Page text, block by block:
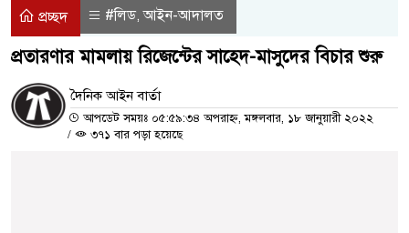
প্রচ্ছদ #লিড,আইন-আদালত
প্রতারণার মামলায় রিজেন্টের সাহেদ-মাসুদের বিচার শুরু
দৈনিক আইন বার্তা
আপডেট সময়ঃ ০৫:৫৯:৩৪ অপরাহ্ন, মঙ্গলবার, ১৮ জানুয়ারী ২০২২
/
৩৭১ বার পড়া হয়েছে